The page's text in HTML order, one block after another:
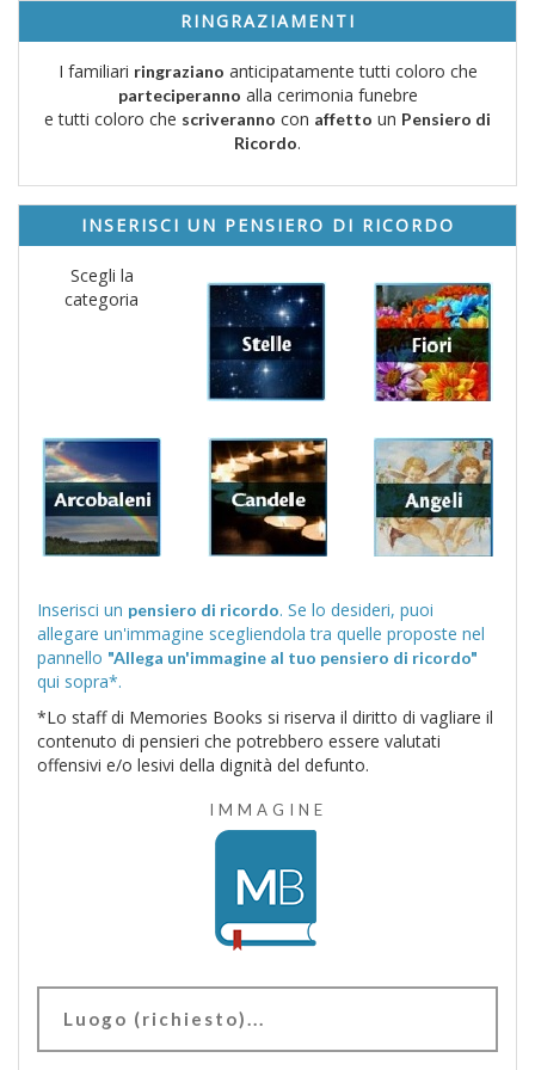
RINGRAZIAMENTI
I familiari ringraziano anticipatamente tutti coloro che
parteciperanno alla cerimonia funebre
e tutti coloro che scriveranno con affetto un Pensiero di
Ricordo.
INSERISCI UN PENSIERO DI RICORDO
Scegli la
categoria
Inserisci un pensiero di ricordo. Se lo desideri, puoi
allegare un'immagine scegliendola tra quelle proposte nel
pannello "Allega un'immagine al tuo pensiero di ricordo"
qui sopra*.
*Lo staff di Memories Books si riserva il diritto di vagliare il
contenuto di pensieri che potrebbero essere valutati
offensivi e/o lesivi della dignità del defunto.
IMMAGINE